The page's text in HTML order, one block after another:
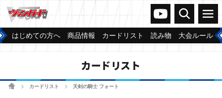
ヴァンガードch
検索 メニュー
はじめての方へ 商品情報 カードリスト 読み物 大会ルール
カードリスト
ホームカードリスト 天剣の騎士 フォート